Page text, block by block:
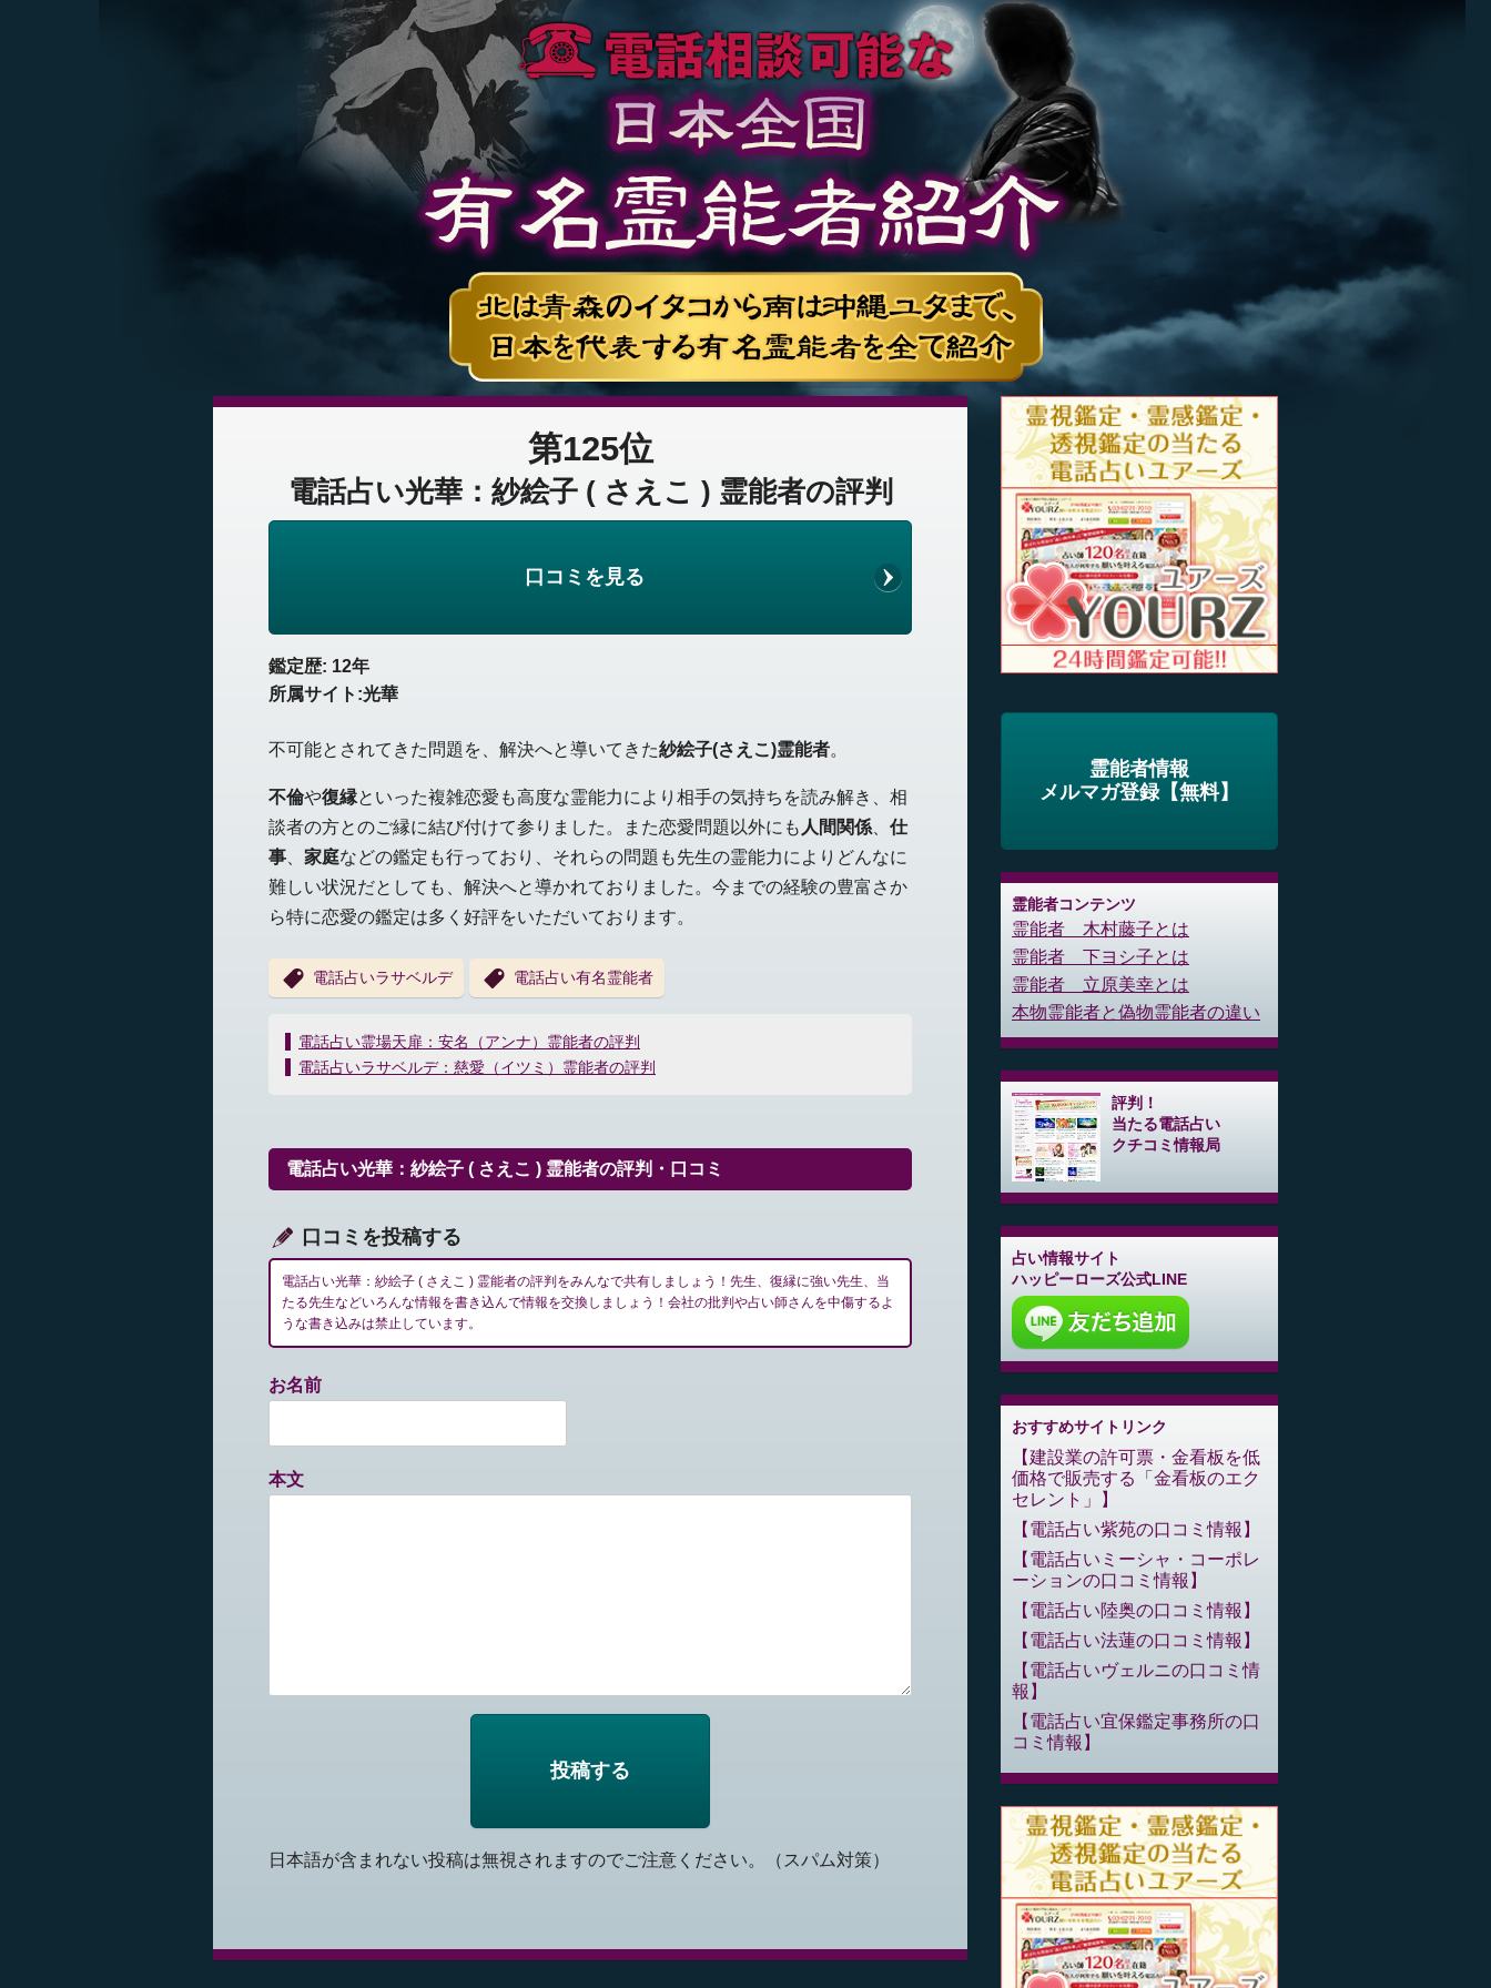
第125位
電話占い光華：紗絵子 ( さえこ ) 霊能者の評判
口コミを見る
鑑定歴: 12年
所属サイト:光華
不可能とされてきた問題を、解決へと導いてきた紗絵子(さえこ)霊能者。
不倫や復縁といった複雑恋愛も高度な霊能力により相手の気持ちを読み解き、相
談者の方とのご縁に結び付けて参りました。また恋愛問題以外にも 人間関係、 仕
事、 家庭などの鑑定も行っており、それらの問題も先生の霊能力によりどんなに
難しい状況だとしても、解決へと導かれておりました。今までの経験の豊富さか
ら特に恋愛の鑑定は多く好評をいただいております。
電話占いラサベルデ 電話占い有名霊能者
投
稿
ー
シ
ン
電話占い霊場天扉：安名（アンナ）霊能者の評判
電話占いラサベルデ：慈愛（イツミ）霊能者の評判
電話占い光華：紗絵子 ( さえこ ) 霊能者の評判・口コミ
口コミを投稿する
電話占い光華：紗絵子 ( さえこ ) 霊能者の評判をみんなで共有しましょう！先生、復縁に強い先生、当
たる先生などいろんな情報を書き込んで情報を交換しましょう！会社の批判や占い師さんを中傷するよ
うな書き込みは禁止しています。
お名前
本文
日本語が含まれない投稿は無視されますのでご注意ください。（スパム対策）
霊能者情報
メルマガ登録【無料】
霊能者コンテンツ
霊能者 木村藤子とは
霊能者 下ヨシ子とは
霊能者 立原美幸とは
本物霊能者と偽物霊能者の違い
評判！
当たる電話占い
クチコミ情報局
占い情報サイト
ハッピーローズ公式LINE
おすすめサイトリンク
建設業の許可票・金看板を低
価格で販売する「金看板のエク
セレント」
電話占い紫苑の口コミ情報
電話占いミーシャ・コーポレ
ーションの口コミ情報
電話占い陸奥の口コミ情報
電話占い法蓮の口コミ情報
電話占いヴェルニの口コミ情
報
電話占い宜保鑑定事務所の口
コミ情報